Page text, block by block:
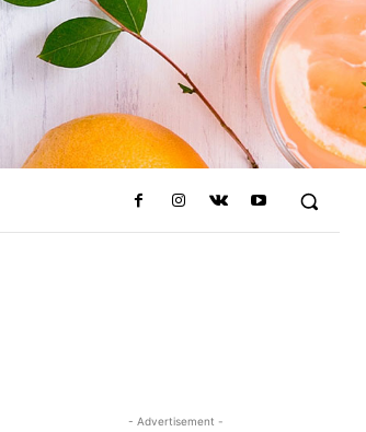
- Advertisement -